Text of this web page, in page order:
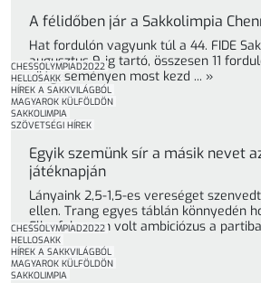
A félidőben jár a Sakkolimpia
Hat fordulón vagyunk túl a 44. FIDE
augusztus 9-ig tartó, összesen 11
világeseményen most kezd ... »
CHESSOLYMPIAD2022
HELLOSAKK
HÍREK A SAKKVILÁGBÓL
MAGYAROK KÜLFÖLDÖN
SAKKOLIMPIA
SZÖVETSÉGI HÍREK
Egyik szemünk sír a másik nevet
játéknapján
Lányaink 2,5-1,5-es vereséget
ellen. Trang egyes táblán könnyedén
CHESSOLYMPIAD2022
HELLOSAKK
HÍREK A SAKKVILÁGBÓL
MAGYAROK KÜLFÖLDÖN
SAKKOLIMPIA